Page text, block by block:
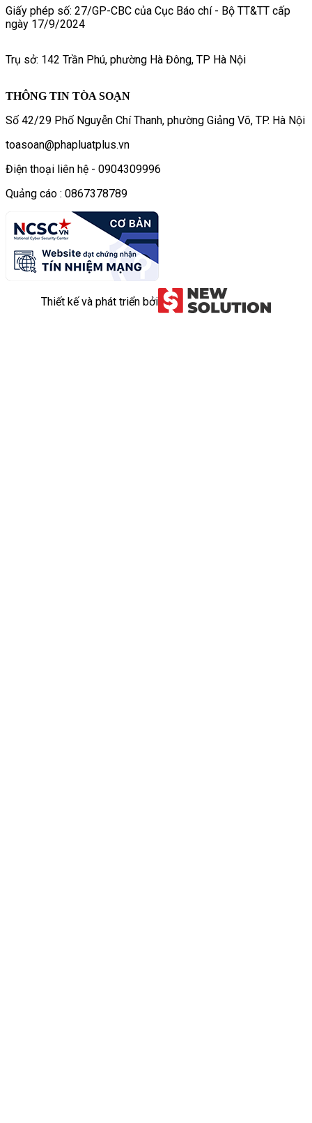
Giấy phép số: 27/GP-CBC của Cục Báo chí - Bộ TT&TT cấp
ngày 17/9/2024
Trụ sở: 142 Trần Phú, phường Hà Đông, TP Hà Nội
THÔNG TIN TÒA SOẠN
Số 42/29 Phố Nguyễn Chí Thanh, phường Giảng Võ, TP. Hà Nội
toasoan@phapluatplus.vn
Điện thoại liên hệ - 0904309996
Quảng cáo : 0867378789
Thiết kế và phát triển bởi